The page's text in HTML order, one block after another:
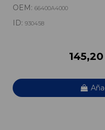
OEM: 66400A4000
ID: 930458